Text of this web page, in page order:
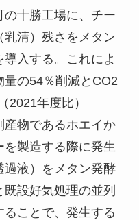
十勝工場に、チー
乳清）残さをメタン
入する。これによ
量の54％削減とCO2
2021年度比）
産物であるホエイか
を製造する際に発生
液）をメタン発酵
設好気処理の並列
ことで、発生する